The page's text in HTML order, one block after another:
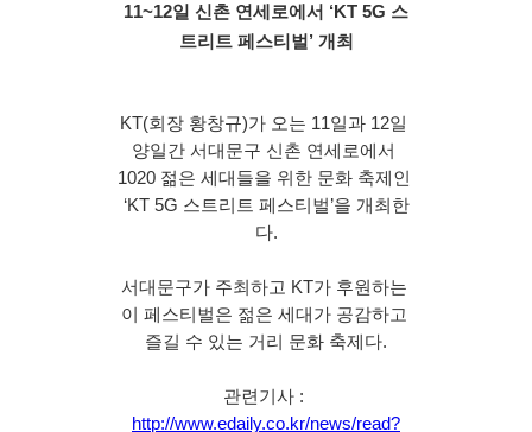
11~12일 신촌 연세로에서 ‘KT 5G 스
트리트 페스티벌’ 개최
KT(회장 황창규)가 오는 11일과 12일
양일간 서대문구 신촌 연세로에서
1020 젊은 세대들을 위한 문화 축제인
‘KT 5G 스트리트 페스티벌’을 개최한
다.
서대문구가 주최하고 KT가 후원하는
이 페스티벌은 젊은 세대가 공감하고
즐길 수 있는 거리 문화 축제다.
http://www.edaily.co.kr/news/read?